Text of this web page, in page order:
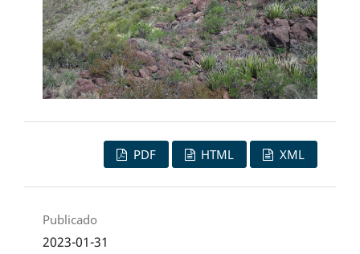
PDF HTML XML
Publicado
2023-01-31